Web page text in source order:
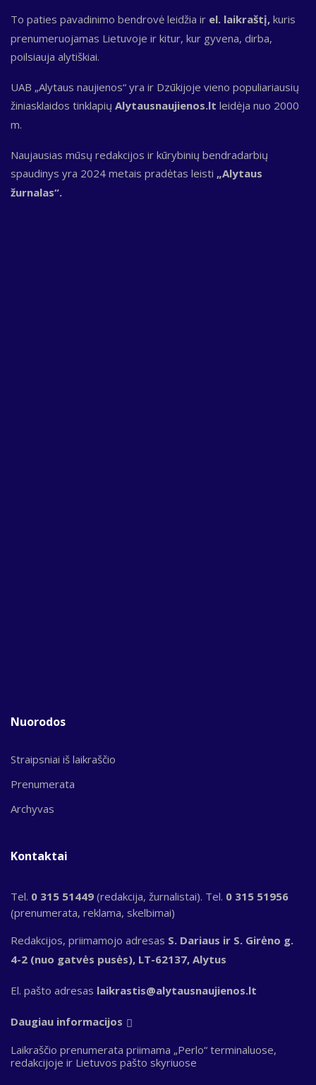
To paties pavadinimo bendrovė leidžia ir el. laikraštį, kuris
prenumeruojamas Lietuvoje ir kitur, kur gyvena, dirba,
poilsiauja alytiškiai.
UAB „Alytaus naujienos“ yra ir Dzūkijoje vieno populiariausių
žiniasklaidos tinklapių Alytausnaujienos.lt leidėja nuo 2000
m.
Naujausias mūsų redakcijos ir kūrybinių bendradarbių
spaudinys yra 2024 metais pradėtas leisti „Alytaus
žurnalas“.
Nuorodos
Straipsniai iš laikraščio
Prenumerata
Archyvas
Kontaktai
Tel. 0 315 51449 (redakcija, žurnalistai). Tel. 0 315 51956
(prenumerata, reklama, skelbimai)
Redakcijos, priimamojo adresas S. Dariaus ir S. Girėno g.
4-2 (nuo gatvės pusės), LT-62137, Alytus
El. pašto adresas laikrastis@alytausnaujienos.lt
Daugiau informacijos
Laikraščio prenumerata priimama „Perlo“ terminaluose,
redakcijoje ir Lietuvos pašto skyriuose